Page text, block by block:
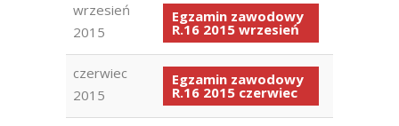
wrzesień
2015
Egzamin zawodowy
R.16 2015 wrzesień
czerwiec
2015
Egzamin zawodowy
R.16 2015 czerwiec